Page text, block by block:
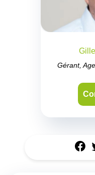
Gérant,